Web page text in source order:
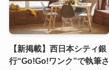
【新掲載】西日本シティ銀
行“Go!Go!ワンク”で執筆さ